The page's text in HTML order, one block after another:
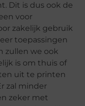
Dit is dus ook de
voor
zakelijk gebruik
toepassingen
zullen we ook
is om thuis of
uit te printen
zal minder
zeker met